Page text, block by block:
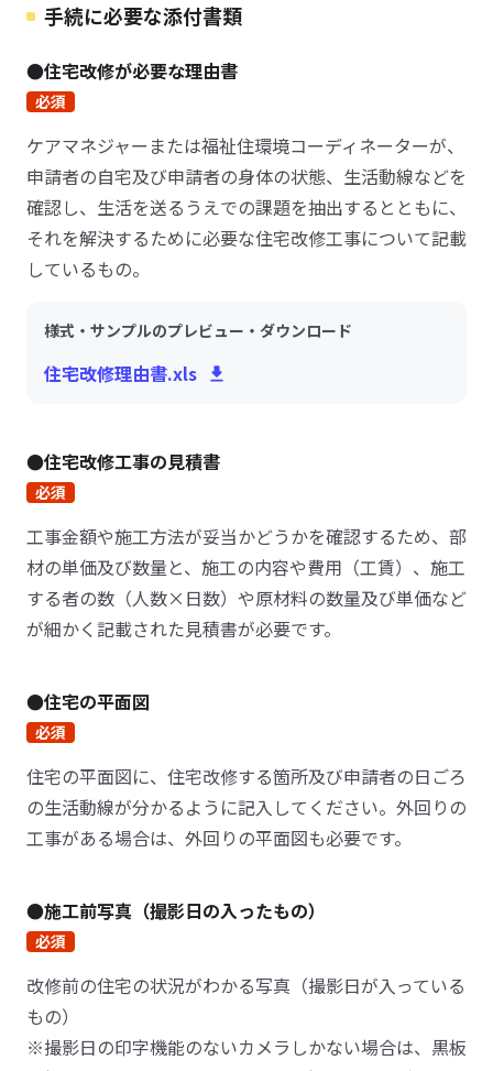
手続に必要な添付書類
●住宅改修が必要な理由書
必須
ケアマネジャーまたは福祉住環境コーディネーターが、
申請者の自宅及び申請者の身体の状態、生活動線などを
確認し、生活を送るうえでの課題を抽出するとともに、
それを解決するために必要な住宅改修工事について記載
しているもの。
様式・サンプルのプレビュー・ダウンロード
住宅改修理由書.xls
●住宅改修工事の見積書
必須
工事金額や施工方法が妥当かどうかを確認するため、部
材の単価及び数量と、施工の内容や費用（工賃）、施工
する者の数（人数×日数）や原材料の数量及び単価など
が細かく記載された見積書が必要です。
●住宅の平面図
必須
住宅の平面図に、住宅改修する箇所及び申請者の日ごろ
の生活動線が分かるように記入してください。外回りの
工事がある場合は、外回りの平面図も必要です。
●施工前写真（撮影日の入ったもの）
必須
改修前の住宅の状況がわかる写真（撮影日が入っている
もの）
※撮影日の印字機能のないカメラしかない場合は、黒板